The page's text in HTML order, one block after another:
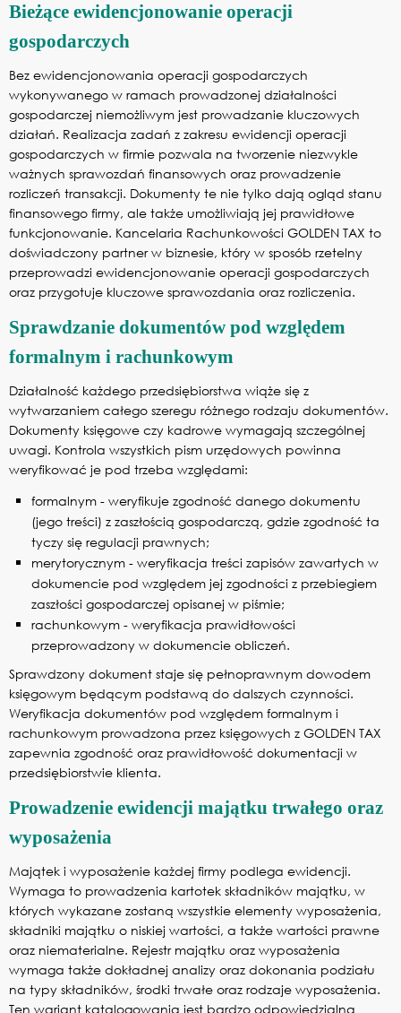
Bieżące ewidencjonowanie operacji
gospodarczych
Bez ewidencjonowania operacji gospodarczych
wykonywanego w ramach prowadzonej działalności
gospodarczej niemożliwym jest prowadzanie kluczowych
działań. Realizacja zadań z zakresu ewidencji operacji
gospodarczych w firmie pozwala na tworzenie niezwykle
ważnych sprawozdań finansowych oraz prowadzenie
rozliczeń transakcji. Dokumenty te nie tylko dają ogląd stanu
finansowego firmy, ale także umożliwiają jej prawidłowe
funkcjonowanie. Kancelaria Rachunkowości GOLDEN TAX to
doświadczony partner w biznesie, który w sposób rzetelny
przeprowadzi ewidencjonowanie operacji gospodarczych
oraz przygotuje kluczowe sprawozdania oraz rozliczenia.
Sprawdzanie dokumentów pod względem
formalnym i rachunkowym
Działalność każdego przedsiębiorstwa wiąże się z
wytwarzaniem całego szeregu różnego rodzaju dokumentów.
Dokumenty księgowe czy kadrowe wymagają szczególnej
uwagi. Kontrola wszystkich pism urzędowych powinna
weryfikować je pod trzeba względami:
formalnym - weryfikuje zgodność danego dokumentu
(jego treści) z zaszłością gospodarczą, gdzie zgodność ta
tyczy się regulacji prawnych;
merytorycznym - weryfikacja treści zapisów zawartych w
dokumencie pod względem jej zgodności z przebiegiem
zaszłości gospodarczej opisanej w piśmie;
rachunkowym - weryfikacja prawidłowości
przeprowadzony w dokumencie obliczeń.
Sprawdzony dokument staje się pełnoprawnym dowodem
księgowym będącym podstawą do dalszych czynności.
Weryfikacja dokumentów pod względem formalnym i
rachunkowym prowadzona przez księgowych z GOLDEN TAX
zapewnia zgodność oraz prawidłowość dokumentacji w
przedsiębiorstwie klienta.
Prowadzenie ewidencji majątku trwałego oraz
wyposażenia
Majątek i wyposażenie każdej firmy podlega ewidencji.
Wymaga to prowadzenia kartotek składników majątku, w
których wykazane zostaną wszystkie elementy wyposażenia,
składniki majątku o niskiej wartości, a także wartości prawne
oraz niematerialne. Rejestr majątku oraz wyposażenia
wymaga także dokładnej analizy oraz dokonania podziału
na typy składników, środki trwałe oraz rodzaje wyposażenia.
Ten wariant katalogowania jest bardzo odpowiedzialną